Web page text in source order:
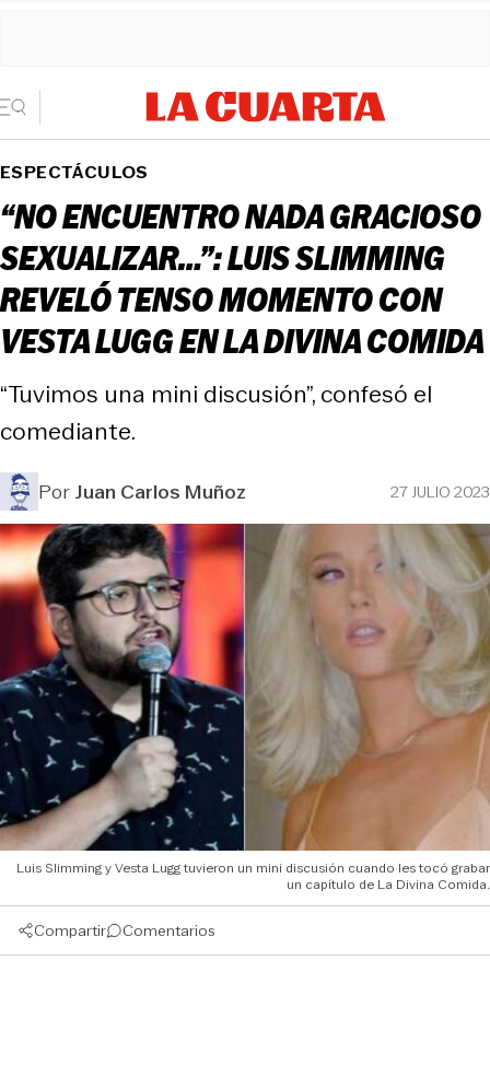
ESPECTÁCULOS
“NO ENCUENTRO NADA GRACIOSO
SEXUALIZAR…”: LUIS SLIMMING
REVELÓ TENSO MOMENTO CON
VESTA LUGG EN LA DIVINA COMIDA
“Tuvimos una mini discusión”, confesó el
comediante.
PorJuan Carlos Muñoz 27 JULIO 2023
Luis Slimming y Vesta Lugg tuvieron un mini discusión cuando les tocó grabar
un capítulo de La Divina Comida.
Compartir Comentarios